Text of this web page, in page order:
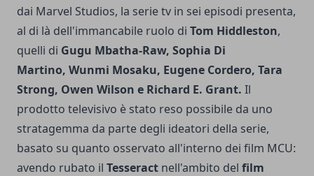
dai Marvel Studios, la serie tv in sei episodi presenta,
al di là dell'immancabile ruolo di Tom Hiddleston,
quelli di Gugu Mbatha-Raw, Sophia Di
Martino, Wunmi Mosaku, Eugene Cordero, Tara
Strong, Owen Wilson e Richard E. Grant. Il
prodotto televisivo è stato reso possibile da uno
stratagemma da parte degli ideatori della serie,
basato su quanto osservato all'interno dei film MCU:
avendo rubato il Tesseract nell'ambito del film